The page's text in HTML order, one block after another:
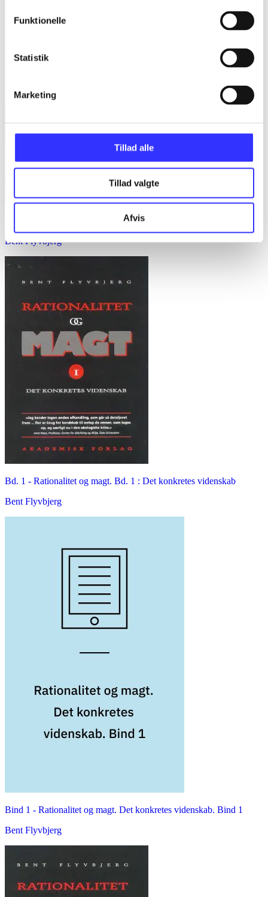
Funktionelle
Statistik
Marketing
Tillad alle
Tillad valgte
Afvis
Rationalitet og magt. Bd. 1 : Det konkretes videnskab
Bent Flyvbjerg
Bd. 1 - Rationalitet og magt. Bd. 1 : Det konkretes videnskab
Bent Flyvbjerg
Bind 1 - Rationalitet og magt. Det konkretes videnskab. Bind 1
Bent Flyvbjerg